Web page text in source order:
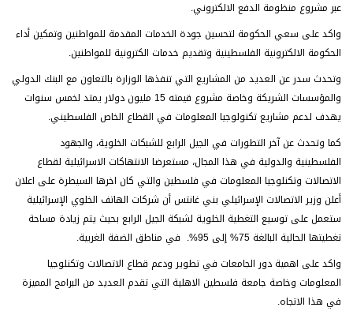
عبر مشروع منظومة الدفع الالكتروني.
واكد على سعي الحكومة لتحسين جودة الخدمات المقدمة للمواطنين وتمكين أداء
الحكومة الالكترونية الفلسطينية وتقديم خدمات الكترونية للمواطنين.
وتحدث سدر عن العديد من المشاريع التي تنفذها الوزارة بالتعاون مع البنك الدولي
والمؤسسات الشريكة وخاصة مشروع قيمته 15 مليون دولار يمتد لخمس سنوات
يهدف لدعم مشاريع تكنولوجيا المعلومات في القطاع الخاص الفلسطيني.
كما وتحدث عن آخر التطورات في الجيل الرابع للشبكات الخلوية، والجهود
الفلسطينية والدولية في هذا المجال، مستعرضا الانتهاكات الاسرائيلية لقطاع
الاتصالات وتكنلوجيا المعلومات في فلسطين والتي كان اخرها السيطرة على اعلان
أعلن وزير الاتصالات الإسرائيلي بني غانتس أن شركات الهاتف الخلوي الإسرائيلية
ستعمل على توسيع التغطية الخلوية لشبكة الجيل الرابع بحيث يتم زيادة مساحة
تغطيتها الحالية البالغة 75% إلى 95%. في مناطق الضفة الغربية.
واكد على اهمية دور الجامعات في تطوير ودعم قطاع الاتصالات وتكنلوجيا
المعلومات وخاصة جامعة فلسطين الاهلية التي تقدم العديد من البرامج المميزة
في هذا الاتجاه.